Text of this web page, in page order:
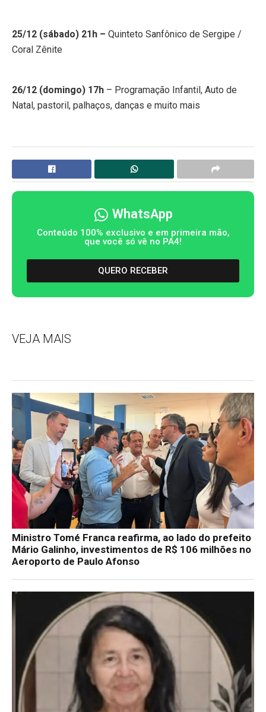
25/12 (sábado) 21h – Quinteto Sanfônico de Sergipe /
Coral Zênite
26/12 (domingo) 17h – Programação Infantil, Auto de
Natal, pastoril, palhaços, danças e muito mais
WhatsApp
Conteúdo 100% exclusivo e em primeira mão,
que você só vê no PA4!
QUERO RECEBER
VEJA MAIS
Ministro Tomé Franca reafirma, ao lado do prefeito
Mário Galinho, investimentos de R$ 106 milhões no
Aeroporto de Paulo Afonso